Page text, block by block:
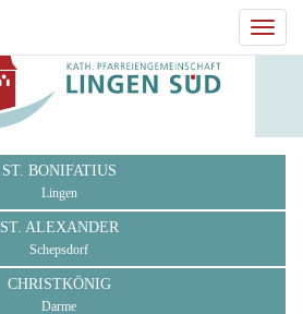
ST. BONIFATIUS
Lingen
ST. ALEXANDER
Schepsdorf
CHRISTKÖNIG
Darme